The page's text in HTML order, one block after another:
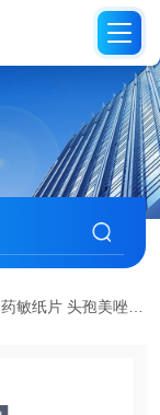
药敏纸片 头孢美唑纸片